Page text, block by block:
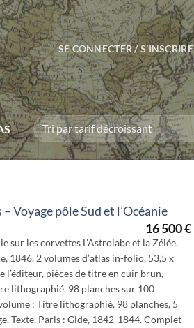
SE CONNECTER / S’INSCRIRE
Voyage pôle Sud et l’Océanie
16 500€
sur les corvettes L’Astrolabe et la Zélée.
1846. 2 volumes d’atlas in-folio, 53,5 x
l’éditeur, pièces de titre en cuir brun,
lithographié, 98 planches sur 100
: Titre lithographié, 98 planches, 5
Texte. Paris : Gide, 1842-1844. Complet